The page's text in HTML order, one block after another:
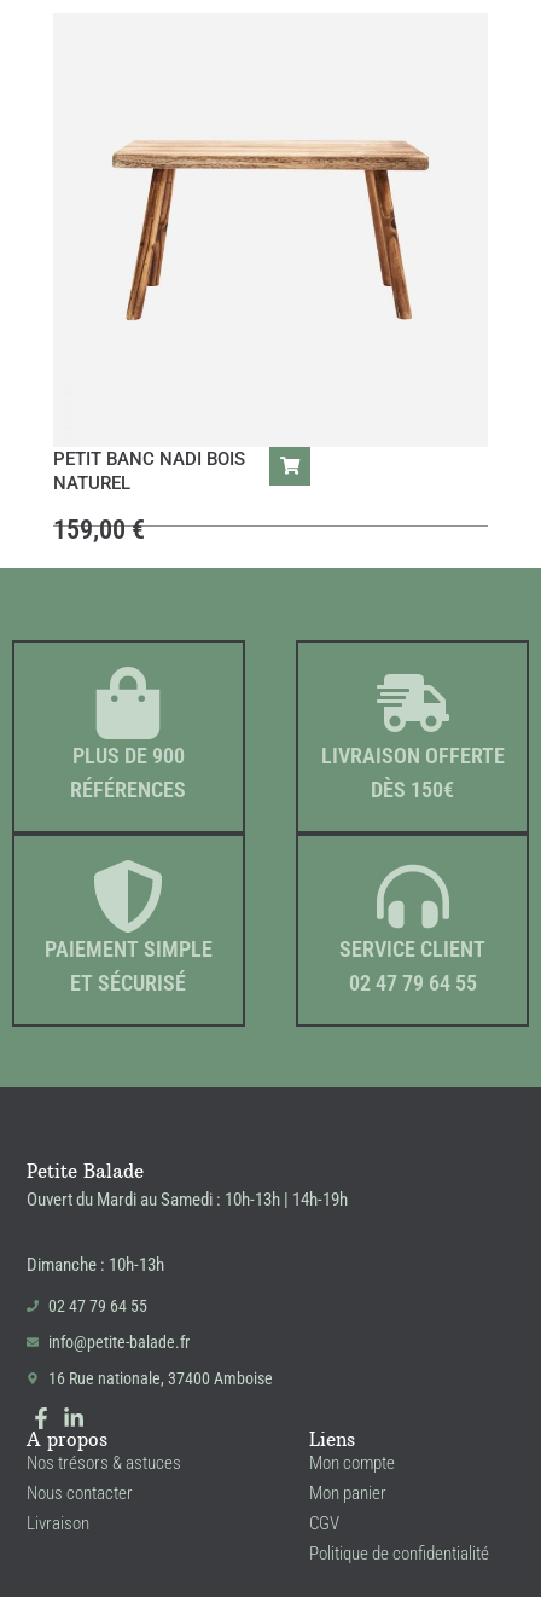
PETIT BANC NADI BOIS
NATUREL
159,00€
PLUS DE 900
RÉFÉRENCES
LIVRAISON OFFERTE
DÈS 150€
PAIEMENT SIMPLE
ET SÉCURISÉ
SERVICE CLIENT
02 47 79 64 55
Petite Balade
Ouvert du Mardi au Samedi : 10h-13h | 14h-19h
Dimanche : 10h-13h
02 47 79 64 55
info@petite-balade.fr
16 Rue nationale, 37400 Amboise
A propos
Nos trésors & astuces
Nous contacter
Livraison
Liens
Mon compte
Mon panier
CGV
Politique de confidentialité